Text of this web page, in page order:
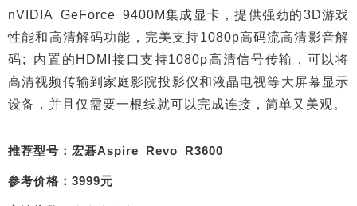
nVIDIA GeForce 9400M集成显卡，提供强劲的3D游戏
性能和高清解码功能，完美支持1080p高码流高清影音解
码; 内置的HDMI接口支持1080p高清信号传输，可以将
高清视频传输到家庭影院投影仪和液晶电视等大屏幕显示
设备，并且仅需要一根线就可以完成连接，简单又美观。
推荐型号：宏碁Aspire Revo R3600
参考价格：3999元